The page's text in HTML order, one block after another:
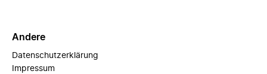
Andere
Datenschutzerklärung
Impressum